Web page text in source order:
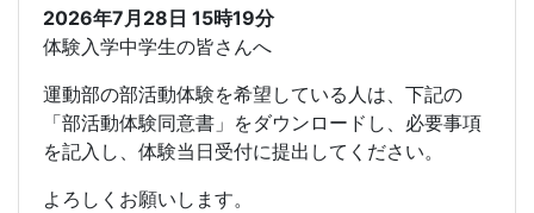
2026年7月28日 15時19分
体験入学中学生の皆さんへ
運動部の部活動体験を希望している人は、下記の
「部活動体験同意書」をダウンロードし、必要事項
を記入し、体験当日受付に提出してください。
よろしくお願いします。